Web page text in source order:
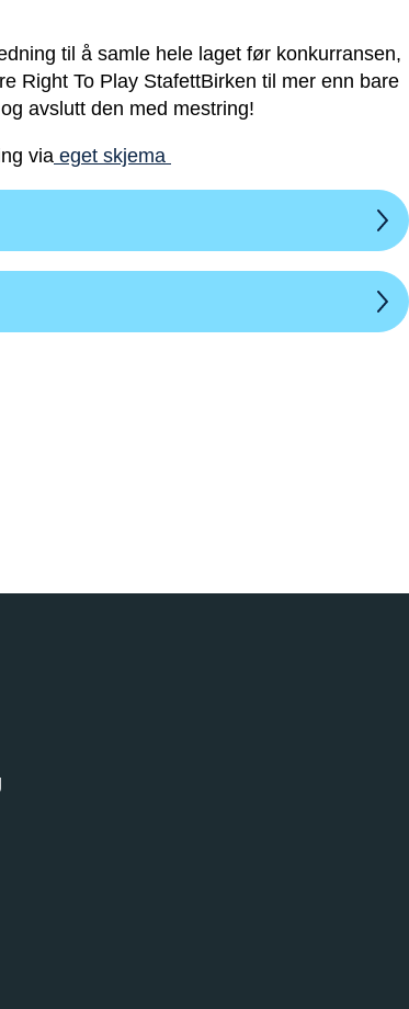
til å samle hele laget før konkurransen,
Right To Play StafettBirken til mer enn bare
avslutt den med mestring!
via eget skjema